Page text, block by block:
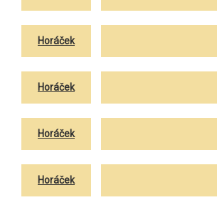
Horáček
Horáček
Horáček
Horáček